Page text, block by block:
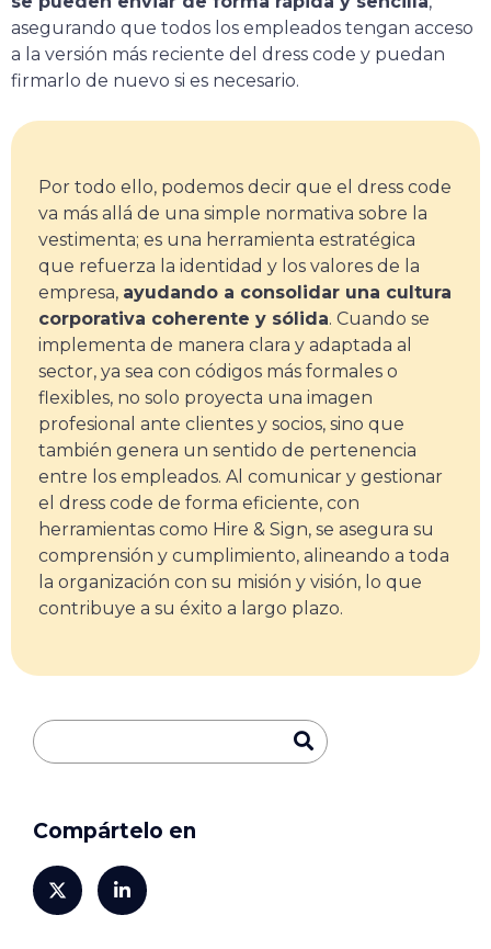
asegurando que todos los empleados tengan acceso
a la versión más reciente del dress code y puedan
firmarlo de nuevo si es necesario.
Por todo ello, podemos decir que el dress code
va más allá de una simple normativa sobre la
vestimenta; es una herramienta estratégica
que refuerza la identidad y los valores de la
empresa, ayudando a consolidar una cultura
corporativa coherente y sólida. Cuando se
implementa de manera clara y adaptada al
sector, ya sea con códigos más formales o
flexibles, no solo proyecta una imagen
profesional ante clientes y socios, sino que
también genera un sentido de pertenencia
entre los empleados. Al comunicar y gestionar
el dress code de forma eficiente, con
herramientas como Hire & Sign, se asegura su
comprensión y cumplimiento, alineando a toda
la organización con su misión y visión, lo que
contribuye a su éxito a largo plazo.
Compártelo en